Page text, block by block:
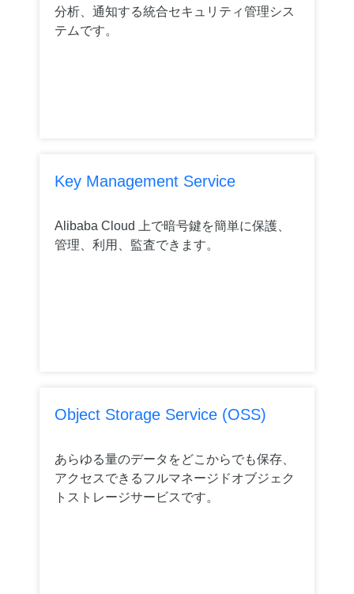
分析、通知する統合セキュリティ管理シス
テムです。
Key Management Service
Alibaba Cloud 上で暗号鍵を簡単に保護、
管理、利用、監査できます。
Object Storage Service (OSS)
あらゆる量のデータをどこからでも保存、
アクセスできるフルマネージドオブジェク
トストレージサービスです。